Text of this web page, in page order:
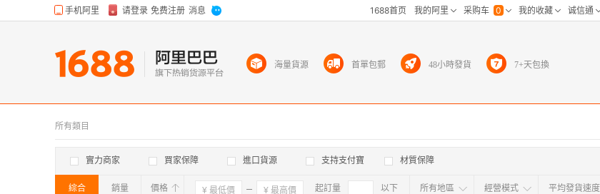
所有類目
實力商家 買家保障 進口貨源 支持支付寶 材質保障
綜合 銷量 價格 確定 起訂量 以下
確定 所有地區 經營模式 平均發貨速度
海量貨源 首單包郵 48小時發貨 7+天包換